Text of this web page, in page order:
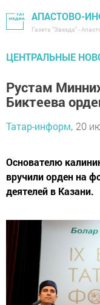
АПАСТОВО-
Газета "Звезда" -
ЦЕНТРАЛЬНЫЕ
Рустам
Биктеева
Татар-информ, 20
Основателю
вручили орден на
деятелей в Казани.